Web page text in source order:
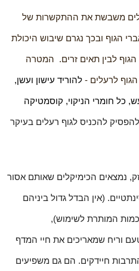
משבשת את ההתקשרות של
הגוף ובכך נגרם שיבוש היכולת
לבין תאים זרים. המטרה
לרעלים - להוריד עישון ועשן,
כל חומרי הניקוי, קוסמטיקה
להכניס לגוף רעלים בעיקר
נמצאים הכימיקלים שאותם אסור
(אין הבדל גדול ביניהם
המותרת לשימוש),
וריח שמאריכים את חיי המדף
חיידקים. הם גם משפיעים